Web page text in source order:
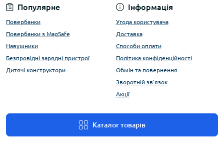
Популярне
Повербанки
Повербанки з MagSafe
Навушники
Безпровідні зарядні пристрої
Дитячі конструктори
Інформація
Угода користувача
Доставка
Способи оплати
Політика конфіденційності
Обмін та повернення
Зворотній зв'язок
Акції
Каталог товарів